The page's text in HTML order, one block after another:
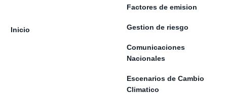
Inicio
Factores de emision
Gestion de riesgo
Comunicaciones
Nacionales
Escenarios de Cambio
Climatico